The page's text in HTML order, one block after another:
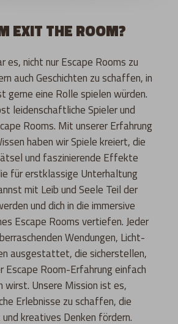
EXIT THE ROOM?
es, nicht nur Escape Rooms zu
auch Geschichten zu schaffen, in
gerne eine Rolle spielen würden.
leidenschaftliche Spieler und
Rooms. Mit unserer Erfahrung
haben wir Spiele kreiert, die
und faszinierende Effekte
für erstklassige Unterhaltung
mit Leib und Seele Teil der
und dich in die immersive
Escape Rooms vertiefen. Jeder
Wendungen, Licht-
ausgestattet, die sicherstellen,
Escape Room-Erfahrung einfach
wirst. Unsere Mission ist es,
Erlebnisse zu schaffen, die
kreatives Denken fördern.